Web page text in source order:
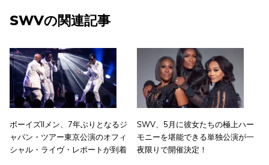
SWVの関連記事
ボーイズIIメン、7年ぶりとなるジ
ャパン・ツアー東京公演のオフィ
シャル・ライヴ・レポートが到着
SWV、5月に彼女たちの極上ハー
モニーを堪能できる単独公演が一
夜限りで開催決定！